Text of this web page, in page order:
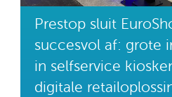
Prestop sluit
succesvol af: grote
in selfservice
digitale